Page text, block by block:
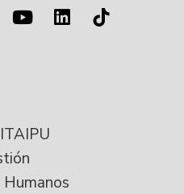
Humanos